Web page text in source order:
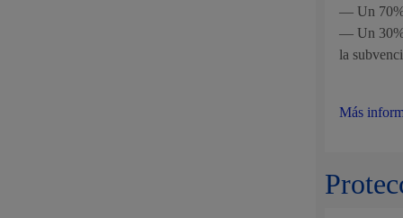
— Un 70%
— Un 30%
la
Más